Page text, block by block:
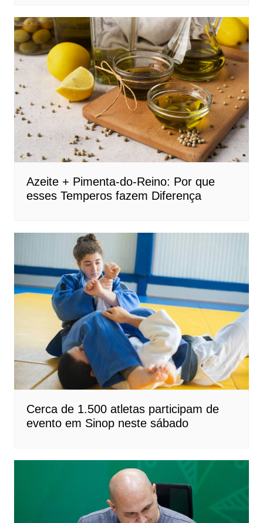
Azeite + Pimenta-do-Reino: Por que
esses Temperos fazem Diferença
Cerca de 1.500 atletas participam de
evento em Sinop neste sábado